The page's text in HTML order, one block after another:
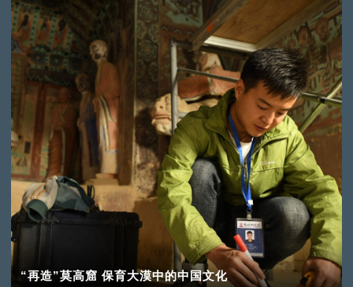
“再造”莫高窟 保育大漠中的中国文化